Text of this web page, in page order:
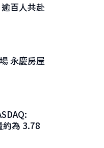
百人共赴
永慶房屋
約為 3.78
、